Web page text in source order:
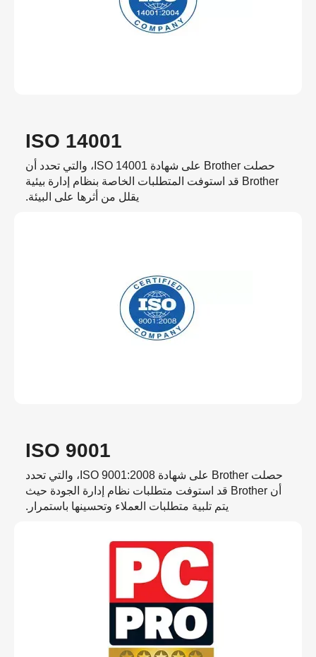
ISO 14001
حصلت Brother على شهادة ISO 14001، والتي تحدد أن
Brother قد استوفت المتطلبات الخاصة بنظام إدارة بيئية
يقلل من أثرها على البيئة.
ISO 9001
حصلت Brother على شهادة ISO 9001:2008، والتي تحدد
أن Brother قد استوفت متطلبات نظام إدارة الجودة حيث
يتم تلبية متطلبات العملاء وتحسينها باستمرار.